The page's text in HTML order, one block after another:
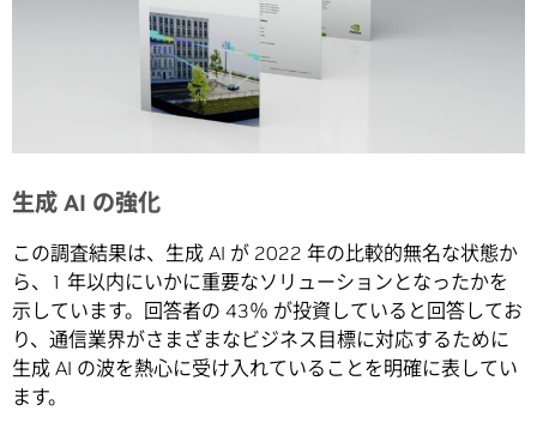
生成 AI の強化
この調査結果は、生成 AI が 2022 年の比較的無名な状態か
ら、1 年以内にいかに重要なソリューションとなったかを
示しています。回答者の 43％ が投資していると回答してお
り、通信業界がさまざまなビジネス目標に対応するために
生成 AI の波を熱心に受け入れていることを明確に表してい
ます。